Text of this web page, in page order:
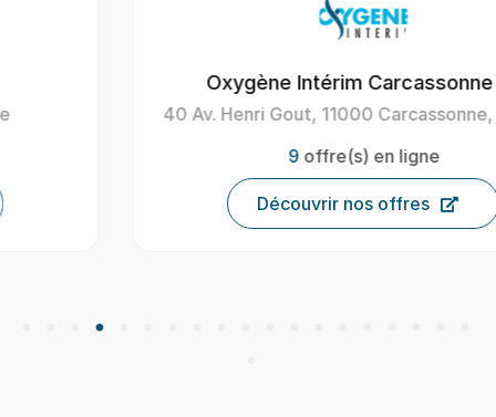
Oxygène Intérim Carcassonne
40 Av. Henri Gout, 11000 Carcassonne, France
offre(s) en ligne
Découvrir nos offres